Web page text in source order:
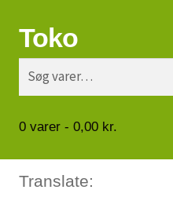
Spring
til
navigation
Spring
til
indhold
Toko
Turbåde
Put & Take
efter:
Søg
0 varer -0,00 kr.
Translate: